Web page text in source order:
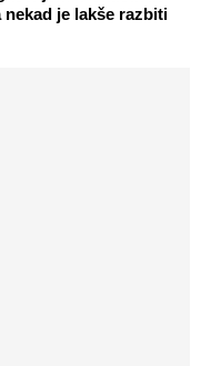
je lakše razbiti